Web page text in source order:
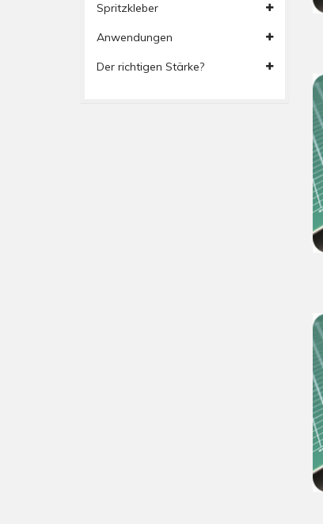
Spritzkleber
Anwendungen
Der richtigen Stärke?